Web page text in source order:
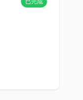
已完成